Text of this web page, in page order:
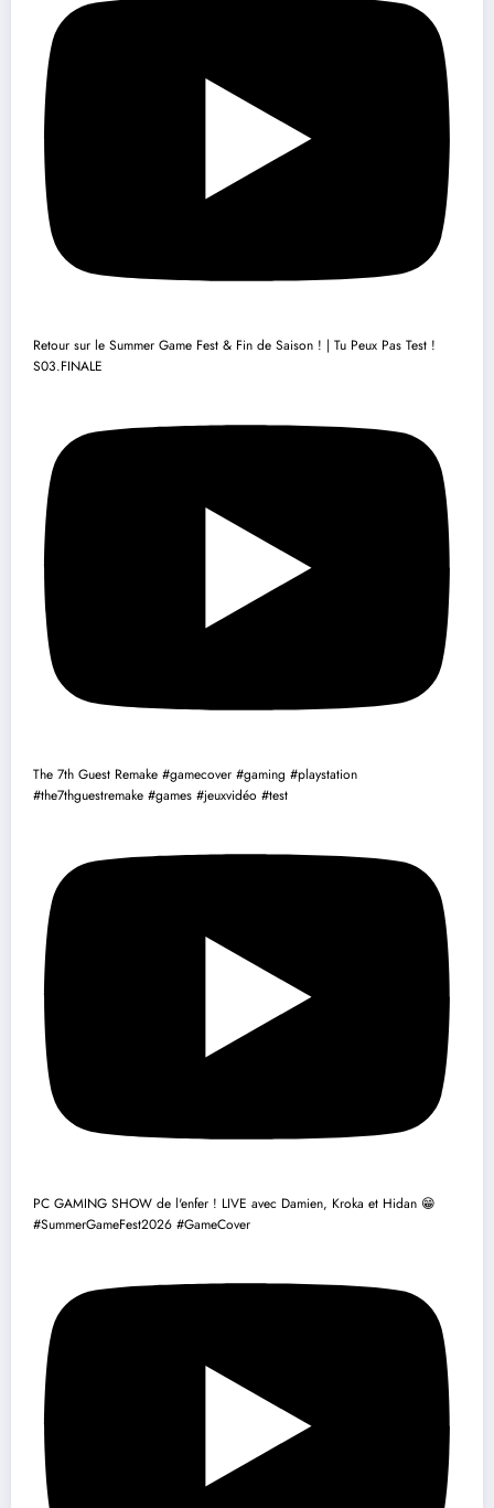
Retour sur le Summer Game Fest & Fin de Saison ! | Tu Peux Pas Test !
S03.FINALE
The 7th Guest Remake #gamecover #gaming #playstation
#the7thguestremake #games #jeuxvidéo #test
PC GAMING SHOW de l'enfer ! LIVE avec Damien, Kroka et Hidan 😁
#SummerGameFest2026 #GameCover